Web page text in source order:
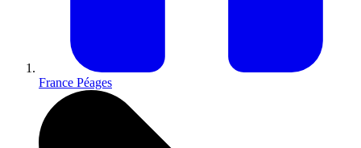
France Péages